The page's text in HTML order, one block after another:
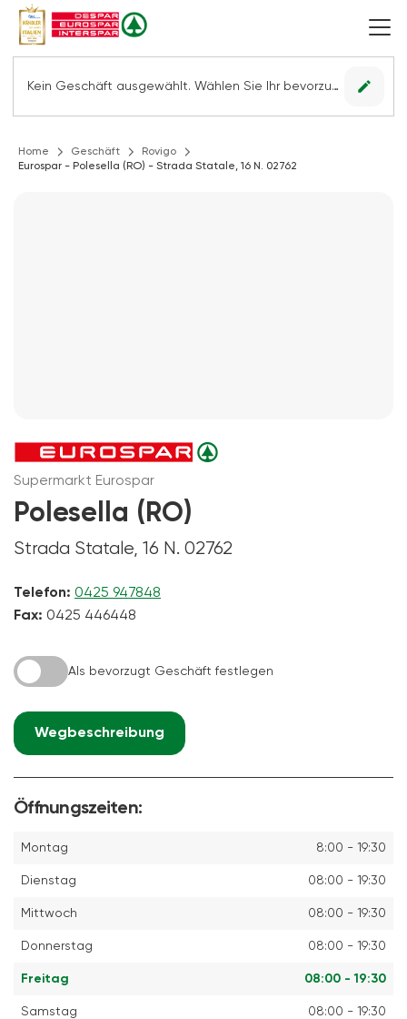
Kein Geschäft ausgewählt. Wählen Sie Ihr bevorzugtes Geschäft, um alle Angebote sehen zu können. edit
Home Geschäft
Rovigo
Eurospar - Polesella (RO) - Strada Statale, 16 N. 02762
Supermarkt Eurospar
Polesella (RO)
Strada Statale, 16 N. 02762
Telefon: 0425 947848
Fax: 0425 446448
Als bevorzugt Geschäft festlegen
Wegbeschreibung
Öffnungszeiten:
Montag 8:00 - 19:30
Dienstag 08:00 - 19:30
Mittwoch 08:00 - 19:30
Donnerstag 08:00 - 19:30
Freitag 08:00 - 19:30
Samstag 08:00 - 19:30